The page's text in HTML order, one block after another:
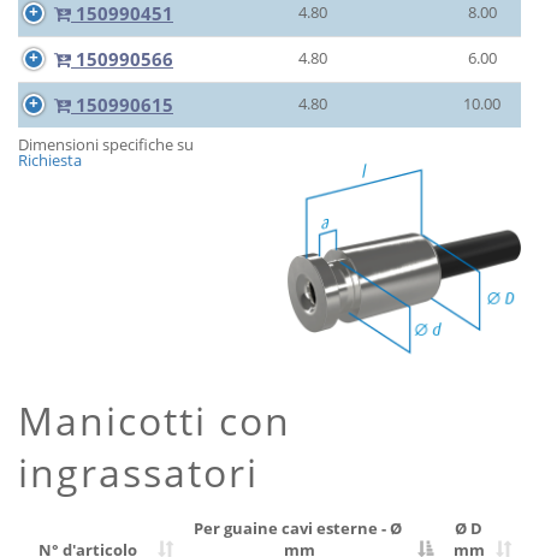
150990451 4.80 8.00
150990566 4.80 6.00
150990615 4.80
10.00
Dimensioni specifiche su
Richiesta
Manicotti con
ingrassatori
N° d'articolo
Per guaine cavi esterne - Ø
mm
Ø D
mm